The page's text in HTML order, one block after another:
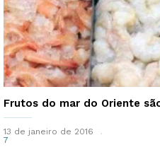
Frutos do mar do Oriente
13 de janeiro de 2016
7